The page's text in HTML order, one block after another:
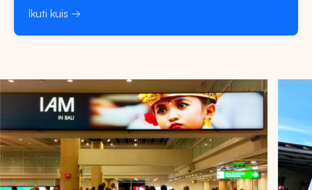
Ikuti kuis